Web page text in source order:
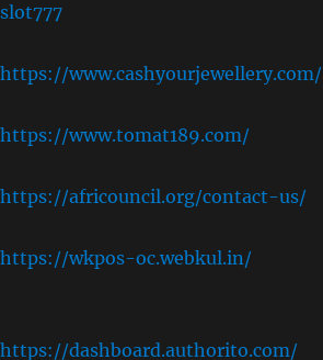
slot777
https://www.cashyourjewellery.com/
https://www.tomat189.com/
https://africouncil.org/contact-us/
https://wkpos-oc.webkul.in/
https://dashboard.authorito.com/